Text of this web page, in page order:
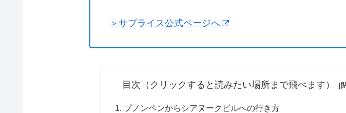
＞サプライス公式ページへ
目次（クリックすると読みたい場所まで飛べます）
プノンペンからシアヌークビルへの行き方